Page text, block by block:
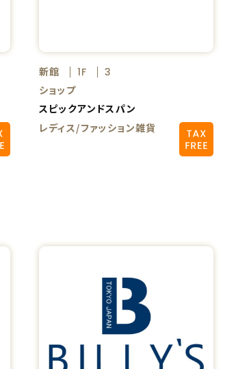
新館 1F
3
ショップ
スピックアンドスパン
レディス/ファッション雑貨